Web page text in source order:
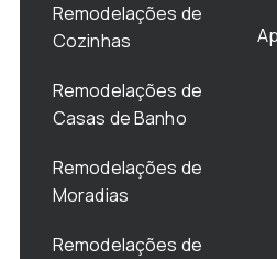
Remodelações de
Cozinhas
Remodelações de
Casas de Banho
Remodelações de
Moradias
Remodelações de